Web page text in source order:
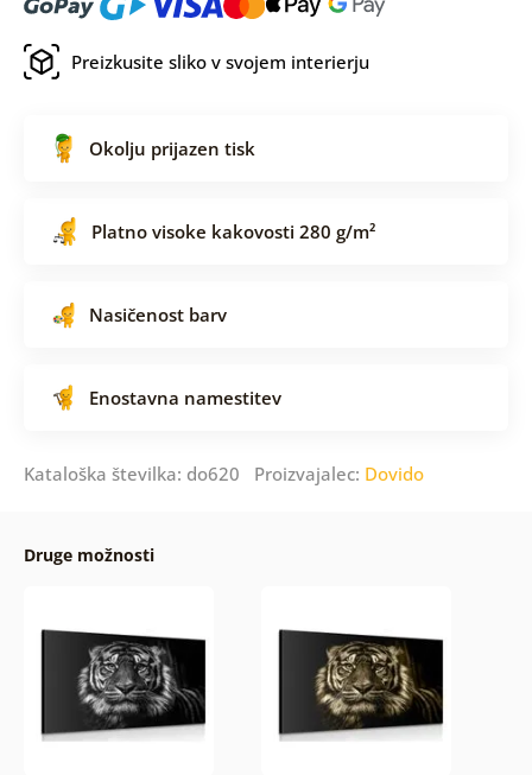
Preizkusite sliko v svojem interierju
Okolju prijazen tisk
Platno visoke kakovosti 280 g/m²
Nasičenost barv
Enostavna namestitev
Kataloška številka: do620 Proizvajalec: Dovido
Druge možnosti